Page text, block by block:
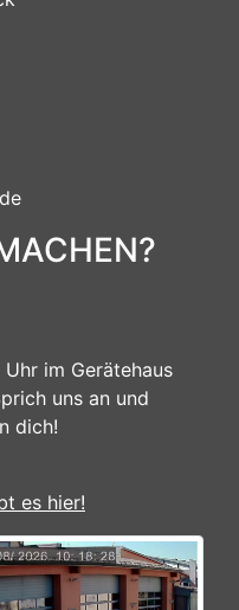
im Gerätehaus
uns an und
dich!
es hier!